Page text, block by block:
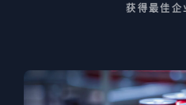
获得最佳企